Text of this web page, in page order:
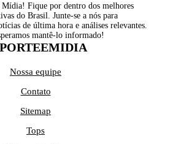
Fique por dentro dos melhores
do Brasil. Junte-se a nós para
de última hora e análises relevantes.
mantê-lo informado!
Nossa equipe
Contato
Sitemap
Tops